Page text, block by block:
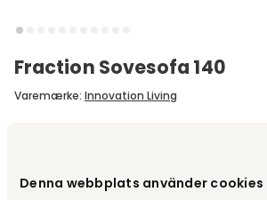
Denna webbplats använder cookies
Fraction Sovesofa 140
Varemærke: Innovation Living